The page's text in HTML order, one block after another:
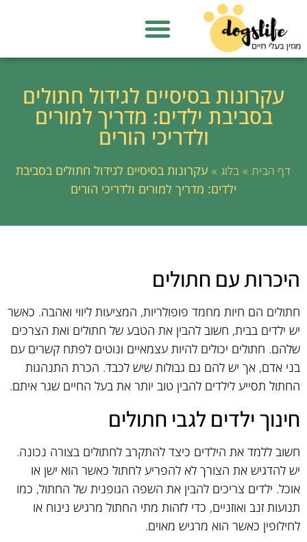
עקרונות בסיסיים לגידול חתולים
בסביבת ילדים: מדריך למורים
ולדריכי הורים
דף הבית » בלוג » עקרונות בסיסיים לגידול חתולים בסביבת
ילדים: מדריך למורים ולדריכי הורים
היכרות עם חתולים
חתולים הם חיות מחמד פופולריות, המציעות ליווי ואהבה. כאשר
יש ילדים בבית, חשוב להבין את הטבע של חתולים ואת הצרכים
שלהם. חתולים יכולים להיות עצמאיים ונוטים לפתח קשרים עם
בני אדם, אך יש להם גם גבולות שיש לכבד. הכרת התנהגות
החתול תסייע לילדים להבין טוב יותר את בעל החיים שגר איתם.
חינוך ילדים לגבי חתולים
חשוב ללמד את הילדים כיצד להתקרב לחתולים בצורה נכונה.
יש להדגיש את הצורך לא להפריע לחתול כאשר הוא ישן או
אוכל. ילדים צריכים להבין את השפה הגופנית של החתול, כמו
תנועות זנב ואוזניים, כדי לזהות מתי החתול מרגיש נינוח או
לחילופין כאשר הוא מרגיש מאוים.